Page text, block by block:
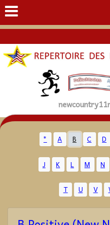
* A B C D
J K L M N
T U V